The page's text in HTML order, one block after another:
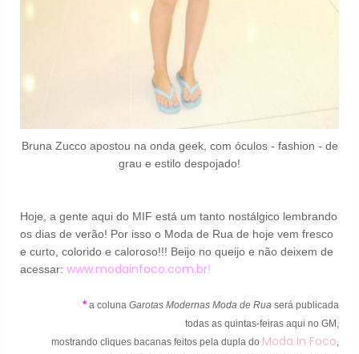
Bruna Zucco apostou na onda geek, com óculos - fashion - de
grau e estilo despojado!
Hoje, a gente aqui do MIF está um tanto nostálgico lembrando
os dias de verão! Por isso o Moda de Rua de hoje vem fresco
e curto, colorido e caloroso!!! Beijo no queijo e não deixem de
acessar: www.modainfoco.com.br!
*a coluna Garotas Modernas Moda de Rua será publicada
todas as quintas-feiras aqui no GM,
mostrando cliques bacanas feitos pela dupla do Moda In Foco,